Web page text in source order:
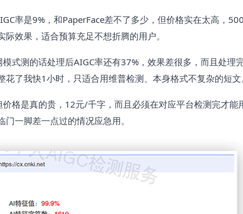
率是9%，和PaperFace差不了多少，但价格实在太高，
效果，适合预算充足不想折腾的用户。
式测的话处理后AIGC率还有37%，效果差很多，而且处理
了我快1小时，只适合用维普检测、本身格式不复杂的短
价格是真的贵，12元/千字，而且必须在对应平台检测完才能
一脚差一点过的情况应急用。